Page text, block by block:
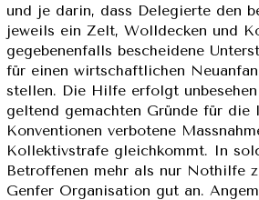
und je darin, dass Delegierte den
jeweils ein Zelt, Wolldecken und
gegebenenfalls bescheidene
für einen wirtschaftlichen
stellen. Die Hilfe erfolgt
geltend gemachten Gründe für die
Konventionen verbotene
Kollektivstrafe gleichkommt. In
Betroffenen mehr als nur Nothilfe
Genfer Organisation gut an.